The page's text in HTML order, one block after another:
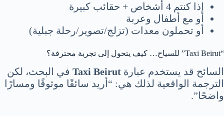
إذا كنتم 4 أشخاص + حقائب كبيرة
أو مع أطفال وعربة
أو تحملون معدات (تزلج/تصوير/رحلة جبلية)
“Taxi Beirut” للسياح… كيف يتحول إلى تجربة محترفة؟
السائح قد يستخدم عبارة Taxi Beirut في البحث، لكن
الترجمة الواقعية لذلك هي: “أريد سائقًا موثوقًا ومسارًا
واضحًا”.